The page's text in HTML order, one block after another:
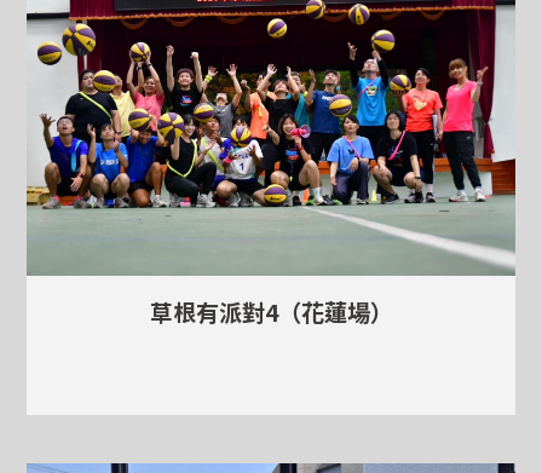
草根有派對4（花蓮場）